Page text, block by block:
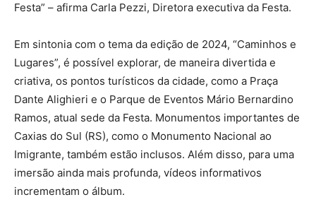
Festa” – afirma Carla Pezzi, Diretora executiva da Festa.
Em sintonia com o tema da edição de 2024, “Caminhos e
Lugares”, é possível explorar, de maneira divertida e
criativa, os pontos turísticos da cidade, como a Praça
Dante Alighieri e o Parque de Eventos Mário Bernardino
Ramos, atual sede da Festa. Monumentos importantes de
Caxias do Sul (RS), como o Monumento Nacional ao
Imigrante, também estão inclusos. Além disso, para uma
imersão ainda mais profunda, vídeos informativos
incrementam o álbum.